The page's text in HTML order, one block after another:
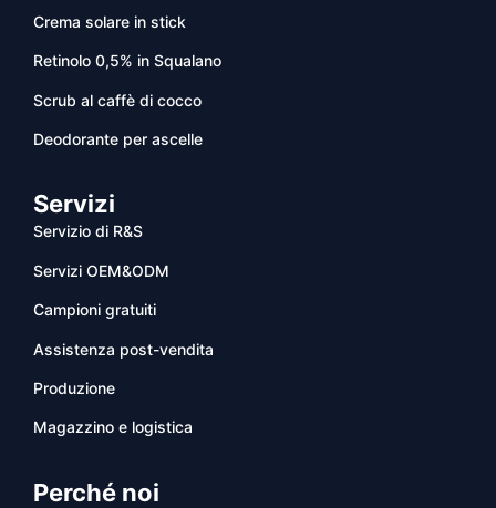
Crema solare in stick
Retinolo 0,5% in Squalano
Scrub al caffè di cocco
Deodorante per ascelle
Servizi
Servizio di R&S
Servizi OEM&ODM
Campioni gratuiti
Assistenza post-vendita
Produzione
Magazzino e logistica
Perché noi